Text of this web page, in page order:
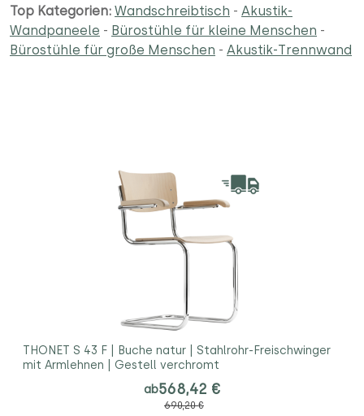
Top Kategorien: Wandschreibtisch - Akustik-
Wandpaneele - Bürostühle für kleine Menschen -
Bürostühle für große Menschen - Akustik-Trennwand
THONET S 43 F | Buche natur | Stahlrohr-Freischwinger
mit Armlehnen | Gestell verchromt
ab568,42 €
690,20 €